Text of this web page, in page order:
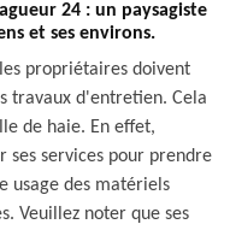
24 : un paysagiste
et ses environs.
propriétaires doivent
travaux d'entretien. Cela
de haie. En effet,
ses services pour prendre
usage des matériels
Veuillez noter que ses